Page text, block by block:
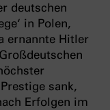
deutschen
in Polen,
ernannte Hitler
sank,
Erfolgen im